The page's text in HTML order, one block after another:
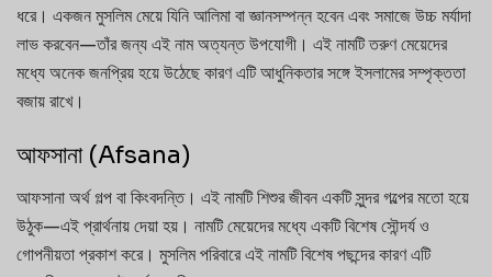
ধরে। একজন মুসলিম মেয়ে যিনি আলিমা বা জ্ঞানসম্পন্ন হবেন এবং সমাজে উচ্চ মর্যাদা
লাভ করবেন—তাঁর জন্য এই নাম অত্যন্ত উপযোগী। এই নামটি তরুণ মেয়েদের
মধ্যে অনেক জনপ্রিয় হয়ে উঠেছে কারণ এটি আধুনিকতার সঙ্গে ইসলামের সম্পৃক্ততা
বজায় রাখে।
আফসানা (Afsana)
আফসানা অর্থ গল্প বা কিংবদন্তি। এই নামটি শিশুর জীবন একটি সুন্দর গল্পের মতো হয়ে
উঠুক—এই প্রার্থনায় দেয়া হয়। নামটি মেয়েদের মধ্যে একটি বিশেষ সৌন্দর্য ও
গোপনীয়তা প্রকাশ করে। মুসলিম পরিবারে এই নামটি বিশেষ পছন্দের কারণ এটি